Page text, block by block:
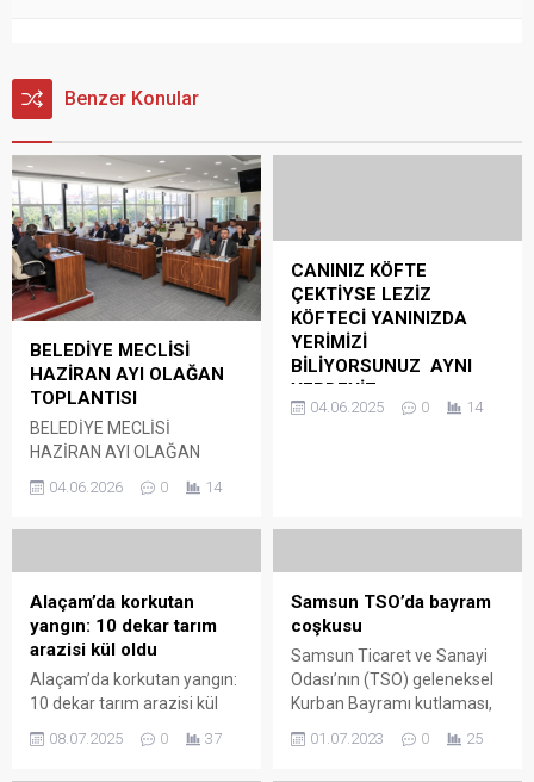
Benzer Konular
BELEDİYE MECLİSİ
HAZİRAN AYI OLAĞAN
TOPLANTISI
BELEDİYE MECLİSİ
HAZİRAN AYI OLAĞAN
Bafra İlçe Belediye Meclisi
Meclisi Toplantı Salonu’nda
Belediye Başkanı Hamit Kılıç
başkanlığında
gerçekleştirilen Haziran ayı
gündem maddeleri
görüşüldü: 1-Bafra
Belediye Meclisi’nin
04.06.2026 0 14
CANINIZ KÖFTE
ÇEKTİYSE LEZİZ
KÖFTECİ YANINIZDA
YERİMİZİ
BİLİYORSUNUZ AYNI
YERDEYİZ
CANINIZ KÖFTE ÇEKTİYSE
56 GSM : 0535 734 82 61
KÖFTE – DÖNER – ÇORBA
SULU YEMEK ÇEŞİTLERİ
ADRES : KIZILIRMAK SANAYİ
SİTESİ GİRİŞİ 8. SK....
04.06.2025 0 14
Alaçam’da korkutan
yangın: 10 dekar tarım
arazisi kül oldu
Alaçam’da korkutan yangın:
10 dekar tarım arazisi kül
Yenice Mahallesinde
08.07.2025 0 37
Samsun TSO’da bayram
coşkusu
Samsun Ticaret ve Sanayi
Odası’nın (TSO) geleneksel
Kurban Bayramı kutlaması,
katılımıyla birlik ve beraberlik
01.07.2023 0 25